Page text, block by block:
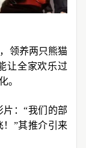
领养两只熊猫
让全家欢乐过
。
：“我们的部
”其推介引来